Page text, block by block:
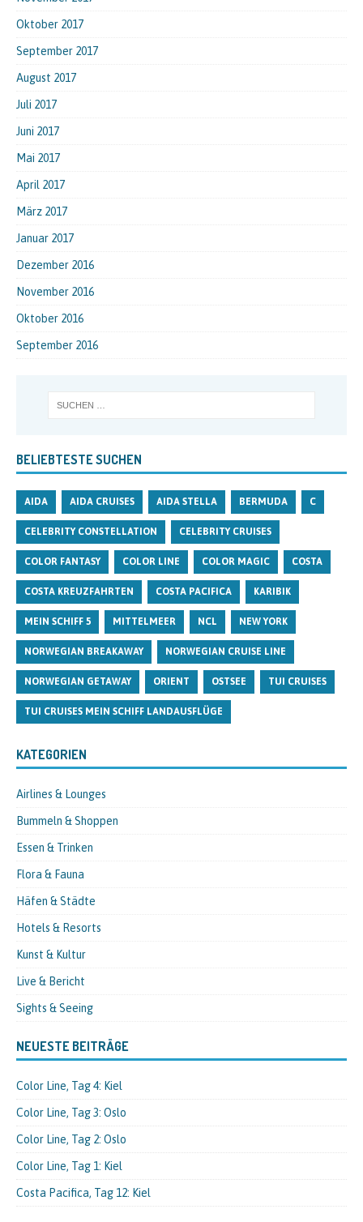
Oktober 2017
September 2017
August 2017
Juli 2017
Juni 2017
Mai 2017
April 2017
März 2017
Januar 2017
Dezember 2016
November 2016
Oktober 2016
September 2016
BELIEBTESTE SUCHEN
AIDA AIDA CRUISES AIDA STELLA BERMUDA C
CELEBRITY CONSTELLATION CELEBRITY CRUISES
COLOR FANTASY COLOR LINE COLOR MAGIC COSTA
COSTA KREUZFAHRTEN COSTA PACIFICA KARIBIK
MEIN SCHIFF 5 MITTELMEER NCL NEW YORK
NORWEGIAN BREAKAWAY NORWEGIAN CRUISE LINE
NORWEGIAN GETAWAY ORIENT OSTSEE TUI CRUISES
TUI CRUISES MEIN SCHIFF LANDAUSFLÜGE
KATEGORIEN
Airlines & Lounges
Bummeln & Shoppen
Essen & Trinken
Flora & Fauna
Häfen & Städte
Hotels & Resorts
Kunst & Kultur
Live & Bericht
Sights & Seeing
NEUESTE BEITRÄGE
Color Line, Tag 4: Kiel
Color Line, Tag 3: Oslo
Color Line, Tag 2: Oslo
Color Line, Tag 1: Kiel
Costa Pacifica, Tag 12: Kiel